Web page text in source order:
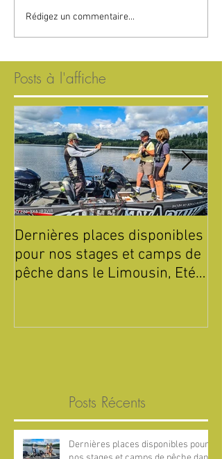
Rédigez un commentaire...
Posts à l'affiche
Dernières places disponibles
pour nos stages et camps de
pêche dans le Limousin, Eté
Posts Récents
Dernières places disponibles pour